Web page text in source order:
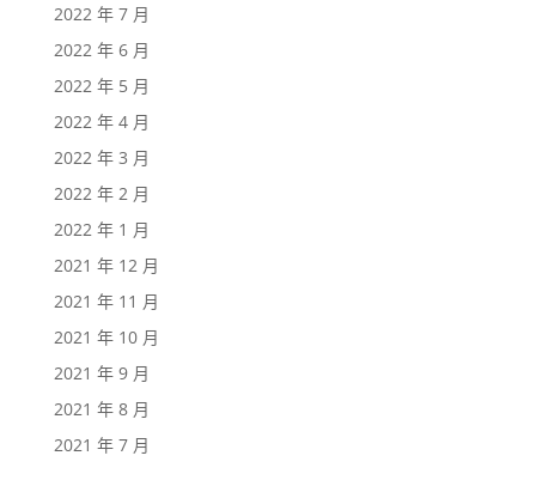
2022 年 7 月
2022 年 6 月
2022 年 5 月
2022 年 4 月
2022 年 3 月
2022 年 2 月
2022 年 1 月
2021 年 12 月
2021 年 11 月
2021 年 10 月
2021 年 9 月
2021 年 8 月
2021 年 7 月